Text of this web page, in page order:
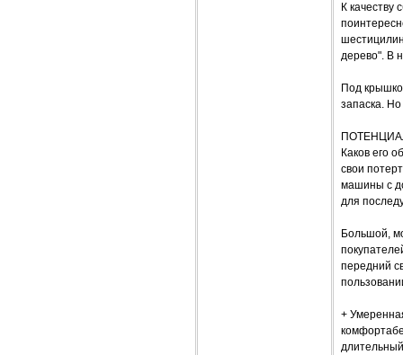
К качеству
дерево". В
Под
запаска.
Каков его
свои
машины с
для
Большой,
передний
+